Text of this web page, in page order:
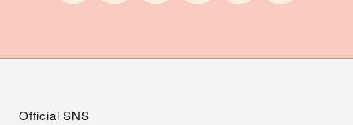
Official SNS